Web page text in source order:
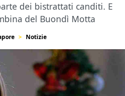
dei bistrattati canditi. E
del Buondì Motta
Notizie